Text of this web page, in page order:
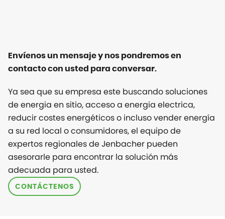
Envíenos un mensaje y nos pondremos en
contacto con usted para conversar.
Ya sea que su empresa este buscando soluciones
de energia en sitio, acceso a energia electrica,
reducir costes energéticos o incluso vender energía
a su red local o consumidores, el equipo de
expertos regionales de Jenbacher pueden
asesorarle para encontrar la solución más
adecuada para usted.
CONTÁCTENOS